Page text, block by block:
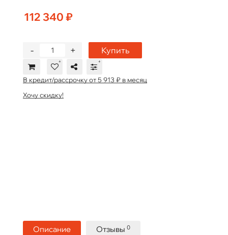
112 340 ₽
+
- Купить
В кредит/рассрочку от 5 913 ₽ в месяц
Хочу скидку!
Описание Отзывы 0